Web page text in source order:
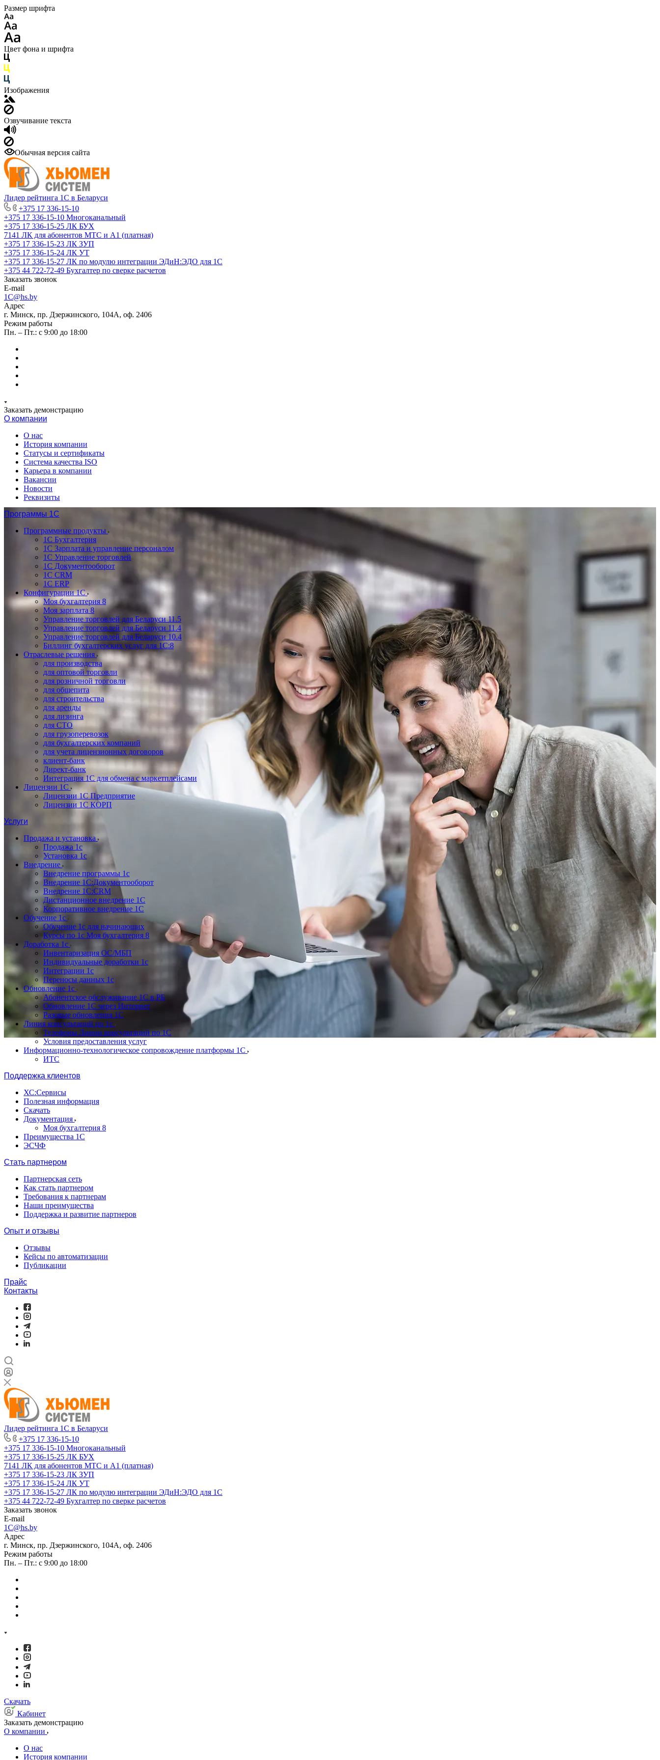
Размер шрифта
Цвет фона и шрифта
Изображения
Озвучивание текста
Обычная версия сайта
Лидер рейтинга 1С в Беларуси
+375 17 336-15-10
+375 17 336-15-10 Многоканальный
+375 17 336-15-25 ЛК БУХ
7141 ЛК для абонентов МТС и А1 (платная)
+375 17 336-15-23 ЛК ЗУП
+375 17 336-15-24 ЛК УТ
+375 17 336-15-27 ЛК по модулю интеграции ЭДиН:ЭДО для 1С
+375 44 722-72-49 Бухгалтер по сверке расчетов
Заказать звонок
E-mail
1C@hs.by
Адрес
г. Минск, пр. Дзержинского, 104А, оф. 2406
Режим работы
Пн. – Пт.: с 9:00 до 18:00
Заказать демонстрацию
О компании
О нас
История компании
Статусы и сертификаты
Система качества ISO
Карьера в компании
Вакансии
Новости
Реквизиты
Программы 1С
Программные продукты
1С Бухгалтерия
1С Зарплата и управление персоналом
1С Управление торговлей
1С Документооборот
1С CRM
1С ERP
Конфигурации 1С
Моя бухгалтерия 8
Моя зарплата 8
Управление торговлей для Беларуси 11.5
Управление торговлей для Беларуси 11.4
Управление торговлей для Беларуси 10.4
Биллинг бухгалтерских услуг для 1С:8
Отраслевые решения
для производства
для оптовой торговли
для розничной торговли
для общепита
для строительства
для аренды
для лизинга
для СТО
для грузоперевозок
для бухгалтерских компаний
для учета лицензионных договоров
клиент-банк
Директ-банк
Интеграция 1C для обмена с маркетплейсами
Лицензии 1С
Лицензии 1С Предприятие
Лицензии 1С КОРП
Услуги
Продажа и установка
Продажа 1с
Установка 1с
Внедрение
Внедрение программы 1с
Внедрение 1С:Документооборот
Внедрение 1С:CRM
Дистанционное внедрение 1С
Корпоративное внедрение 1С
Обучение 1с
Обучение 1с для начинающих
Курсы по 1с Моя бухгалтерия 8
Доработка 1с
Инвентаризация ОС/МБП
Индивидуальные доработки 1с
Интеграции 1с
Переносы данных 1с
Обновление 1с
Абонентское обслуживание 1С в РБ
Обновление 1С через Интернет
Разовые обновления 1С
Линия консультаций по 1с
Телефоны Линии консультаций по 1С
Условия предоставления услуг
Информационно-технологическое сопровождение платформы 1С
ИТС
Поддержка клиентов
ХС:Сервисы
Полезная информация
Скачать
Документация
Моя бухгалтерия 8
Преимущества 1С
ЭСЧФ
Стать партнером
Партнерская сеть
Как стать партнером
Требования к партнерам
Наши преимущества
Поддержка и развитие партнеров
Опыт и отзывы
Отзывы
Кейсы по автоматизации
Публикации
Прайс
Контакты
Лидер рейтинга 1С в Беларуси
+375 17 336-15-10
+375 17 336-15-10 Многоканальный
+375 17 336-15-25 ЛК БУХ
7141 ЛК для абонентов МТС и А1 (платная)
+375 17 336-15-23 ЛК ЗУП
+375 17 336-15-24 ЛК УТ
+375 17 336-15-27 ЛК по модулю интеграции ЭДиН:ЭДО для 1С
+375 44 722-72-49 Бухгалтер по сверке расчетов
Заказать звонок
E-mail
1C@hs.by
Адрес
г. Минск, пр. Дзержинского, 104А, оф. 2406
Режим работы
Пн. – Пт.: с 9:00 до 18:00
Скачать
Кабинет
Заказать демонстрацию
О компании
О нас
История компании